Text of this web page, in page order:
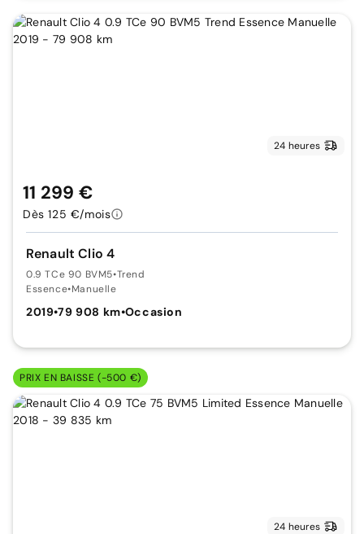
24 heures
Renault Clio 4
0.9 TCe 90 BVM5•Trend
Essence•Manuelle
2019•79 908 km•Occasion
11 299 €
Dès 125 €/mois
PRIX EN BAISSE (-500 €)
24 heures